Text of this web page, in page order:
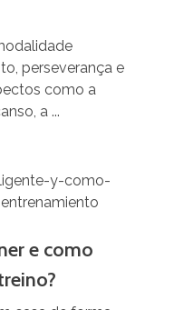
perseverança e
como a
a ...
e como